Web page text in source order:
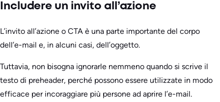
Includere un invito all’azione
L’invito all’azione o CTA è una parte importante del corpo
dell’e-mail e, in alcuni casi, dell’oggetto.
Tuttavia, non bisogna ignorarle nemmeno quando si scrive il
testo di preheader, perché possono essere utilizzate in modo
efficace per incoraggiare più persone ad aprire l’e-mail.